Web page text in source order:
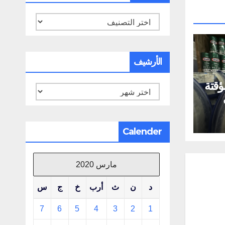
تصنيفات
الأرشيف
الأرشيف
Calender
مارس 2020
د ن ث أرب خ ج س
1
2
3
4
5
6
7